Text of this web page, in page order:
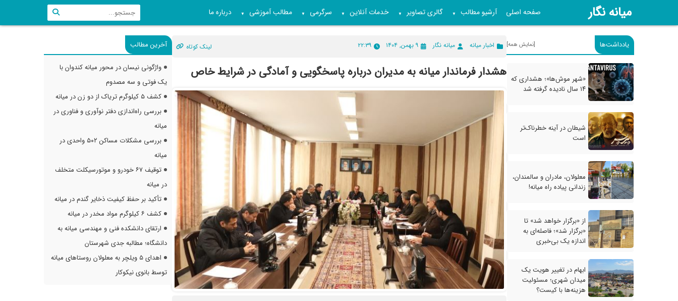
میانه نگار صفحه اصلی آرشیو مطالب ▼ گالری تصاویر ▼ خدمات آنلاین ▼ سرگرمی ▼ مطالب آموزشی ▼ درباره ما
یادداشت‌ها [نمایش همه]
«شهر موش‌ها»؛ هشداری که
۱۴ سال نادیده گرفته شد
شیطان در آینه خطرناک‌تر
است
معلولان، مادران و سالمندان،
زندانی پیاده راه میانه!
از «برگزار خواهد شد» تا
«برگزار شد»؛ فاصله‌ای به
اندازه یک بی‌خبری
ابهام در تغییر هویت یک
میدان شهری؛ مسئولیت
هزینه‌ها با کیست؟
اخبار میانه میانه نگار ۹ بهمن, ۱۴۰۴ ۲۲:۳۹ لینک کوتاه
هشدار فرماندار میانه به مدیران درباره پاسخگویی و آمادگی در شرایط خاص
آخرین مطالب
واژگونی نیسان در محور میانه کندوان با
یک فوتی و سه مصدوم
کشف ۵ کیلوگرم تریاک از دو زن در میانه
بررسی راه‌اندازی دفتر نوآوری و فناوری در
میانه
بررسی مشکلات مساکن ۵۰۲ واحدی در
میانه
توقیف ۶۷ خودرو و موتورسیکلت متخلف
در میانه
تأکید بر حفظ کیفیت ذخایر گندم در میانه
کشف ۶ کیلوگرم مواد مخدر در میانه
ارتقای دانشکده فنی و مهندسی میانه به
دانشگاه؛ مطالبه جدی شهرستان
اهدای ۵ ویلچر به معلولان روستاهای میانه
توسط بانوی نیکوکار